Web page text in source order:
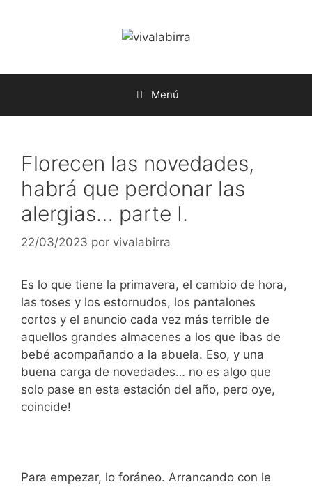
Menú
Florecen las novedades,
habrá que perdonar las
alergias… parte I.
22/03/2023 por vivalabirra
Es lo que tiene la primavera, el cambio de hora,
las toses y los estornudos, los pantalones
cortos y el anuncio cada vez más terrible de
aquellos grandes almacenes a los que ibas de
bebé acompañando a la abuela. Eso, y una
buena carga de novedades… no es algo que
solo pase en esta estación del año, pero oye,
coincide!
Para empezar, lo foráneo. Arrancando con le